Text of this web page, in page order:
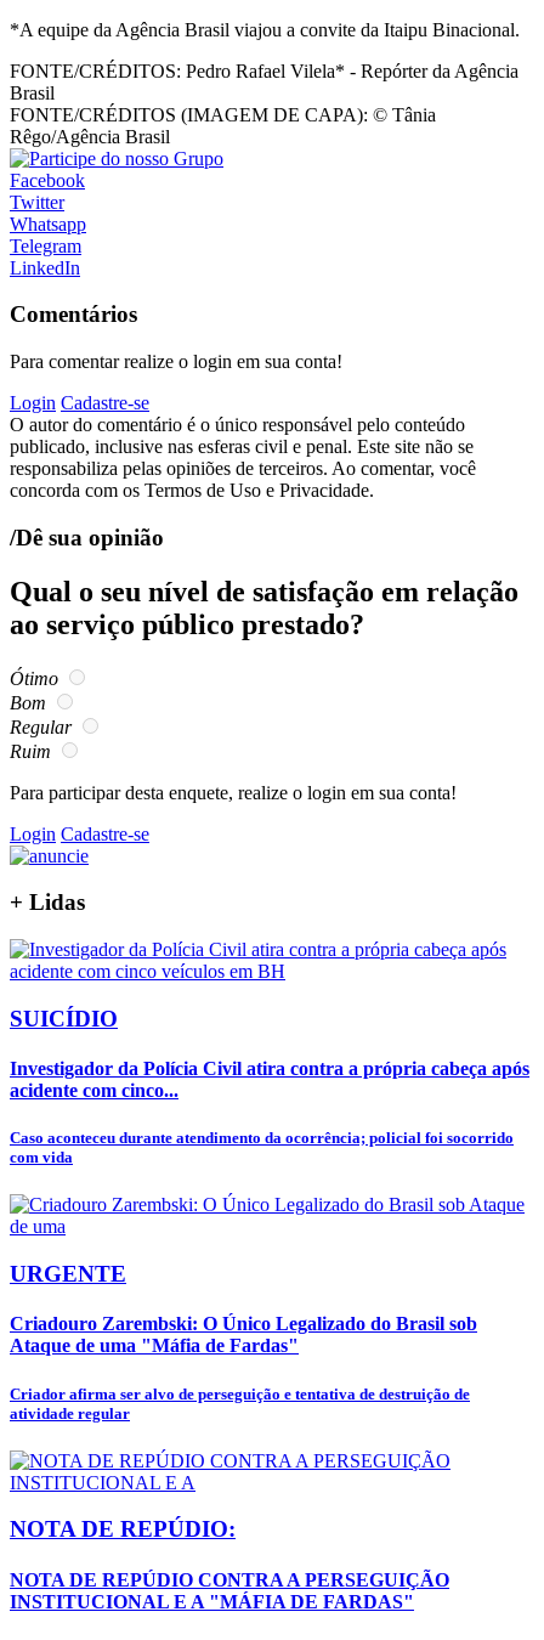
*A equipe da Agência Brasil viajou a convite da Itaipu Binacional.
FONTE/CRÉDITOS: Pedro Rafael Vilela* - Repórter da Agência
Brasil
FONTE/CRÉDITOS (IMAGEM DE CAPA): © Tânia
Rêgo/Agência Brasil
Facebook
Twitter
Whatsapp
Telegram
LinkedIn
Comentários
Para comentar realize o login em sua conta!
Login Cadastre-se
O autor do comentário é o único responsável pelo conteúdo
publicado, inclusive nas esferas civil e penal. Este site não se
responsabiliza pelas opiniões de terceiros. Ao comentar, você
concorda com os Termos de Uso e Privacidade.
/Dê sua opinião
Qual o seu nível de satisfação em relação
ao serviço público prestado?
Ótimo
Bom
Regular
Ruim
Para participar desta enquete, realize o login em sua conta!
Login Cadastre-se
+ Lidas
SUICÍDIO
Investigador da Polícia Civil atira contra a própria cabeça após
acidente com cinco...
Caso aconteceu durante atendimento da ocorrência; policial foi socorrido
com vida
URGENTE
Criadouro Zarembski: O Único Legalizado do Brasil sob
Ataque de uma "Máfia de Fardas"
Criador afirma ser alvo de perseguição e tentativa de destruição de
atividade regular
NOTA DE REPÚDIO:
NOTA DE REPÚDIO CONTRA A PERSEGUIÇÃO
INSTITUCIONAL E A "MÁFIA DE FARDAS"